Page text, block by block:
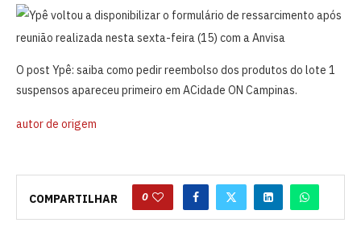
O post Ypê: saiba como pedir reembolso dos produtos do lote 1
suspensos apareceu primeiro em ACidade ON Campinas.
autor de origem
COMPARTILHAR 0